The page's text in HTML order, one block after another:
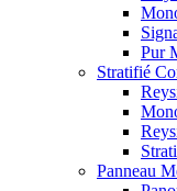
Pur
Stratifié
Panneau